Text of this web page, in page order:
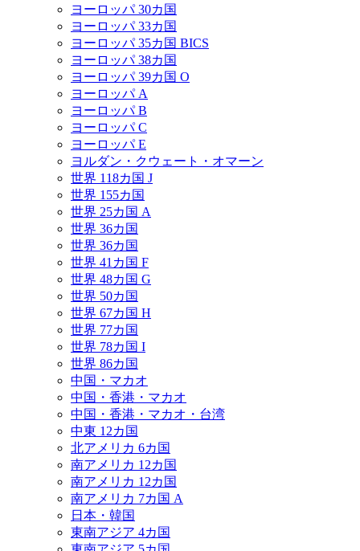
ヨーロッパ 30カ国
ヨーロッパ 33カ国
ヨーロッパ 35カ国 BICS
ヨーロッパ 38カ国
ヨーロッパ 39カ国 O
ヨーロッパ A
ヨーロッパ B
ヨーロッパ C
ヨーロッパ E
ヨルダン・クウェート・オマーン
世界 118カ国 J
世界 155カ国
世界 25カ国 A
世界 36カ国
世界 36カ国
世界 41カ国 F
世界 48カ国 G
世界 50カ国
世界 67カ国 H
世界 77カ国
世界 78カ国 I
世界 86カ国
中国・マカオ
中国・香港・マカオ
中国・香港・マカオ・台湾
中東 12カ国
北アメリカ 6カ国
南アメリカ 12カ国
南アメリカ 12カ国
南アメリカ 7カ国 A
日本・韓国
東南アジア 4カ国